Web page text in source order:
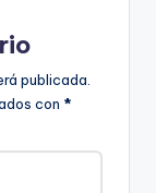
publicada.
con *